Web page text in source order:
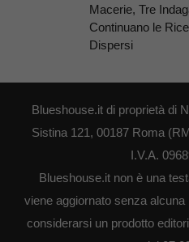
Macerie, Tre
Continuano le
Dispersi
Blueshouse.it di proprietà di
Sistina 121, 00187 Roma
I.V.A.
Blueshouse.it non è una
viene aggiornato senza
considerarsi un prodotto